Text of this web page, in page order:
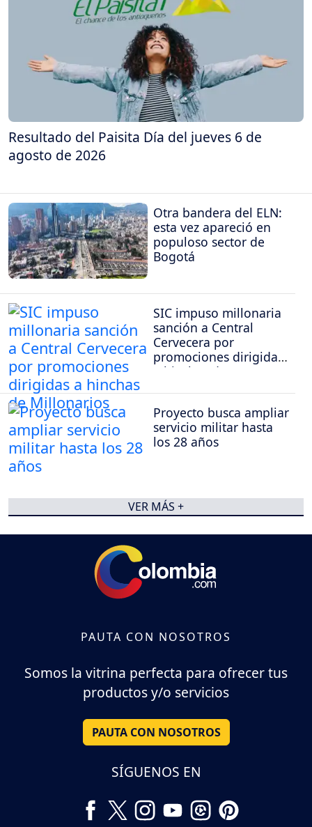
Resultado del Paisita Día del jueves 6 de
agosto de 2026
Otra bandera del ELN:
esta vez apareció en
populoso sector de
Bogotá
SIC impuso millonaria
sanción a Central
Cervecera por
promociones dirigidas
a hinchas de
Proyecto busca ampliar
servicio militar hasta
los 28 años
VER MÁS +
PAUTA CON NOSOTROS
Somos la vitrina perfecta para ofrecer tus
productos y/o servicios
PAUTA CON NOSOTROS
SÍGUENOS EN